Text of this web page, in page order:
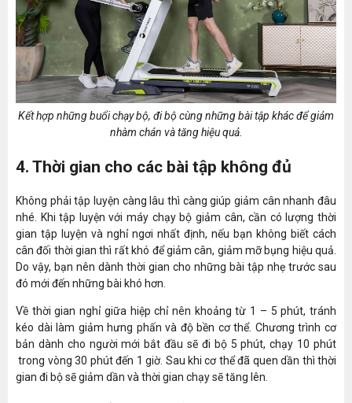
Kết hợp những buổi chạy bộ, đi bộ cùng những bài tập khác để giảm
nhàm chán và tăng hiệu quả.
4. Thời gian cho các bài tập không đủ
Không phải tập luyện càng lâu thì càng giúp giảm cân nhanh đâu
nhé. Khi tập luyện với máy chạy bộ giảm cân, cần có lượng thời
gian tập luyện và nghỉ ngơi nhất định, nếu bạn không biết cách
cân đối thời gian thì rất khó để giảm cân, giảm mỡ bụng hiệu quả.
Do vậy, bạn nên dành thời gian cho những bài tập nhẹ trước sau
đó mới đến những bài khó hơn.
Về thời gian nghỉ giữa hiệp chỉ nên khoảng từ 1 – 5 phút, tránh
kéo dài làm giảm hưng phấn và độ bền cơ thể. Chương trình cơ
bản dành cho người mới bắt đầu sẽ đi bộ 5 phút, chạy 10 phút
trong vòng 30 phút đến 1 giờ. Sau khi cơ thể đã quen dần thì thời
gian đi bộ sẽ giảm dần và thời gian chạy sẽ tăng lên.